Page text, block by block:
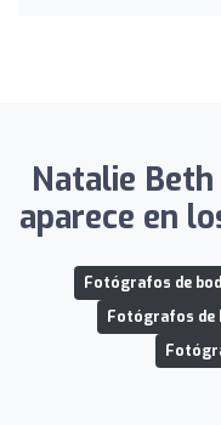
Natalie
aparece en
Fotógrafos de
Fotógrafos de